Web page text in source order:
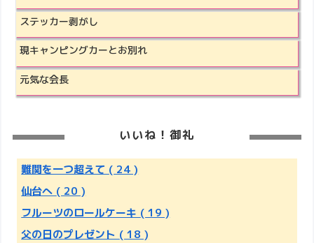
ステッカー剥がし
現キャンピングカーとお別れ
元気な会長
いいね！御礼
難関を一つ超えて ( 24 )
仙台へ ( 20 )
フルーツのロールケーキ ( 19 )
父の日のプレゼント ( 18 )